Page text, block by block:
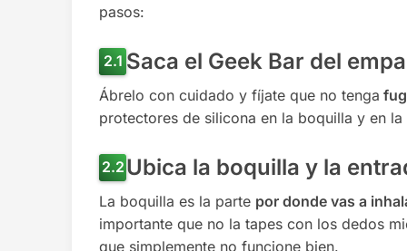
pasos:
Saca el Geek Bar del
Ábrelo con cuidado y fíjate que no tenga
protectores de silicona en la boquilla y en
Ubica la boquilla y la
La boquilla es la parte por donde vas a
importante que no la tapes con los dedos
que simplemente no funcione bien.